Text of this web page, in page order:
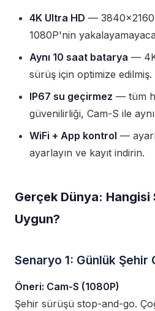
4K Ultra HD —
1080P'nin
Aynı 10 saat batarya —
sürüş için optimize edilmiş.
IP67 su geçirmez — tüm
güvenilirliği, Cam-S ile
WiFi + App kontrol —
ayarlayın ve kayıt indirin.
Gerçek Dünya: Hangisi
Uygun?
Senaryo 1: Günlük Şehir
Öneri: Cam-S (1080P)
Şehir sürüşü stop-and-go.